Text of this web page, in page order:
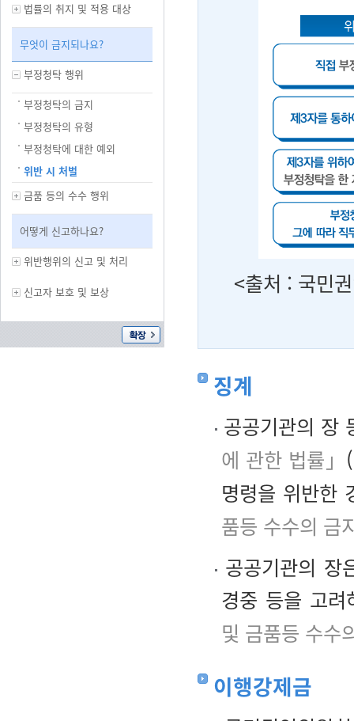
법률의 취지 및 적용 대상
무엇이 금지되나요?
부정청탁 행위
부정청탁의 금지
부정청탁의 유형
부정청탁에 대한 예외
위반 시 처벌
금품 등의 수수 행위
어떻게 신고하나요?
위반행위의 신고 및 처리
신고자 보호 및 보상 <출처 : 국민
징계
공공기관의 장
에 관한 법률」
명령을 위반한
품등 수수의 금
공공기관의 장
경중 등을 고
및 금품등 수수
이행강제금